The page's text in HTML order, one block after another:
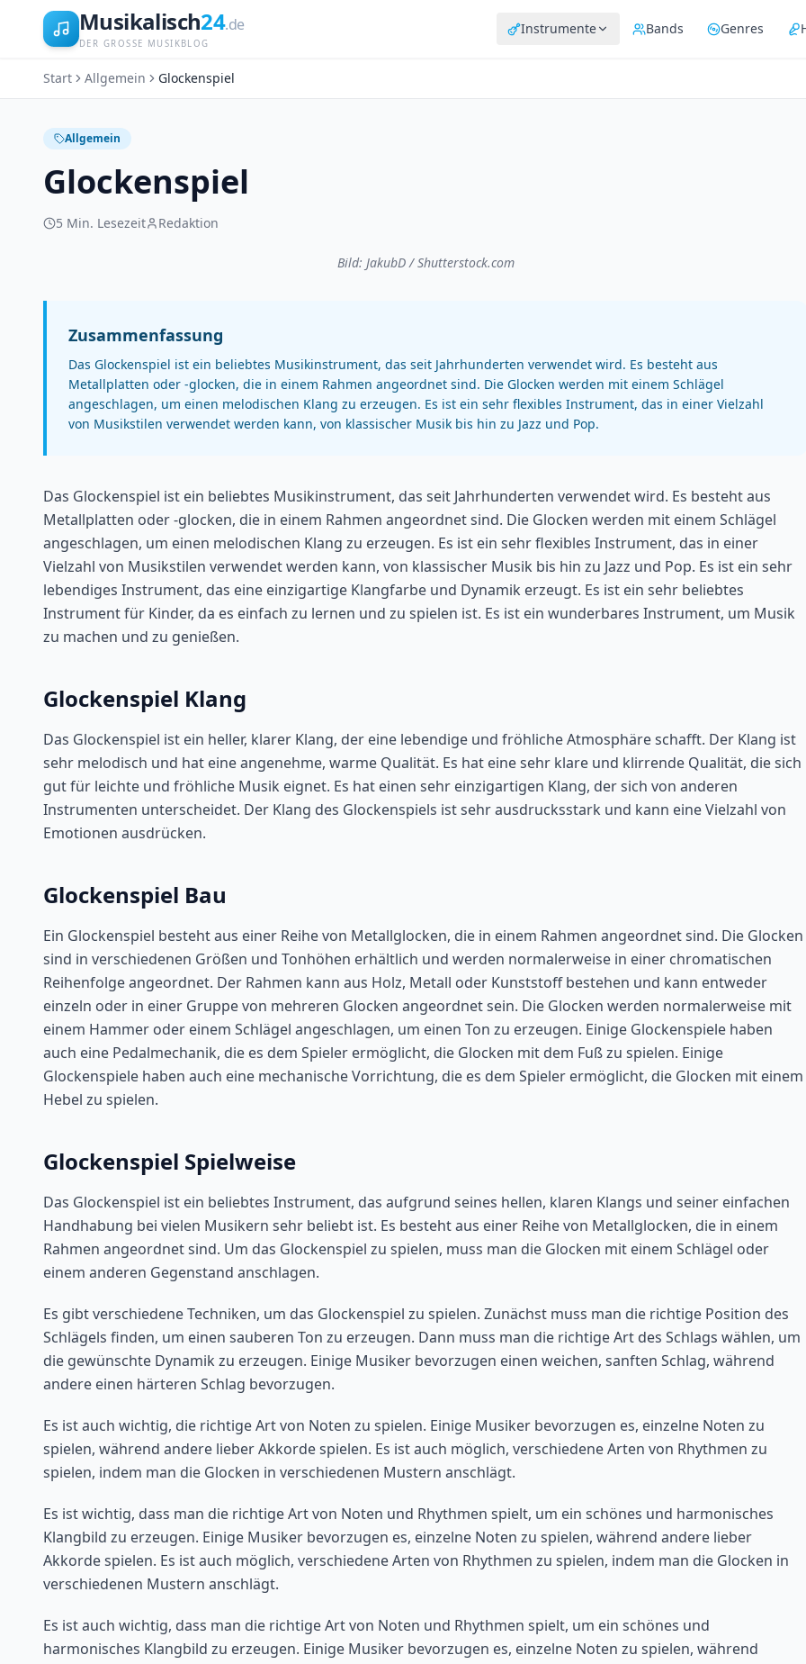
Musikalisch24.de
DER GROSSE MUSIKBLOG
Instrumente Bands Genres
Start Allgemein Glockenspiel
Allgemein
Glockenspiel
5 Min. Lesezeit Redaktion
Bild: JakubD / Shutterstock.com
Zusammenfassung
Das Glockenspiel ist ein beliebtes Musikinstrument, das seit Jahrhunderten verwendet wird. Es besteht aus
Metallplatten oder -glocken, die in einem Rahmen angeordnet sind. Die Glocken werden mit einem Schlägel
angeschlagen, um einen melodischen Klang zu erzeugen. Es ist ein sehr flexibles Instrument, das in einer Vielzahl
von Musikstilen verwendet werden kann, von klassischer Musik bis hin zu Jazz und Pop.
Das Glockenspiel ist ein beliebtes Musikinstrument, das seit Jahrhunderten verwendet wird. Es besteht aus
Metallplatten oder -glocken, die in einem Rahmen angeordnet sind. Die Glocken werden mit einem Schlägel
angeschlagen, um einen melodischen Klang zu erzeugen. Es ist ein sehr flexibles Instrument, das in einer
Vielzahl von Musikstilen verwendet werden kann, von klassischer Musik bis hin zu Jazz und Pop. Es ist ein sehr
lebendiges Instrument, das eine einzigartige Klangfarbe und Dynamik erzeugt. Es ist ein sehr beliebtes
Instrument für Kinder, da es einfach zu lernen und zu spielen ist. Es ist ein wunderbares Instrument, um Musik
zu machen und zu genießen.
Glockenspiel Klang
Das Glockenspiel ist ein heller, klarer Klang, der eine lebendige und fröhliche Atmosphäre schafft. Der Klang ist
sehr melodisch und hat eine angenehme, warme Qualität. Es hat eine sehr klare und klirrende Qualität, die sich
gut für leichte und fröhliche Musik eignet. Es hat einen sehr einzigartigen Klang, der sich von anderen
Instrumenten unterscheidet. Der Klang des Glockenspiels ist sehr ausdrucksstark und kann eine Vielzahl von
Emotionen ausdrücken.
Glockenspiel Bau
Ein Glockenspiel besteht aus einer Reihe von Metallglocken, die in einem Rahmen angeordnet sind. Die Glocken
sind in verschiedenen Größen und Tonhöhen erhältlich und werden normalerweise in einer chromatischen
Reihenfolge angeordnet. Der Rahmen kann aus Holz, Metall oder Kunststoff bestehen und kann entweder
einzeln oder in einer Gruppe von mehreren Glocken angeordnet sein. Die Glocken werden normalerweise mit
einem Hammer oder einem Schlägel angeschlagen, um einen Ton zu erzeugen. Einige Glockenspiele haben
auch eine Pedalmechanik, die es dem Spieler ermöglicht, die Glocken mit dem Fuß zu spielen. Einige
Glockenspiele haben auch eine mechanische Vorrichtung, die es dem Spieler ermöglicht, die Glocken mit einem
Hebel zu spielen.
Glockenspiel Spielweise
Das Glockenspiel ist ein beliebtes Instrument, das aufgrund seines hellen, klaren Klangs und seiner einfachen
Handhabung bei vielen Musikern sehr beliebt ist. Es besteht aus einer Reihe von Metallglocken, die in einem
Rahmen angeordnet sind. Um das Glockenspiel zu spielen, muss man die Glocken mit einem Schlägel oder
einem anderen Gegenstand anschlagen.
Es gibt verschiedene Techniken, um das Glockenspiel zu spielen. Zunächst muss man die richtige Position des
Schlägels finden, um einen sauberen Ton zu erzeugen. Dann muss man die richtige Art des Schlags wählen, um
die gewünschte Dynamik zu erzeugen. Einige Musiker bevorzugen einen weichen, sanften Schlag, während
andere einen härteren Schlag bevorzugen.
Es ist auch wichtig, die richtige Art von Noten zu spielen. Einige Musiker bevorzugen es, einzelne Noten zu
spielen, während andere lieber Akkorde spielen. Es ist auch möglich, verschiedene Arten von Rhythmen zu
spielen, indem man die Glocken in verschiedenen Mustern anschlägt.
Es ist wichtig, dass man die richtige Art von Noten und Rhythmen spielt, um ein schönes und harmonisches
Klangbild zu erzeugen. Einige Musiker bevorzugen es, einzelne Noten zu spielen, während andere lieber
Akkorde spielen. Es ist auch möglich, verschiedene Arten von Rhythmen zu spielen, indem man die Glocken in
verschiedenen Mustern anschlägt.
Es ist auch wichtig, dass man die richtige Art von Noten und Rhythmen spielt, um ein schönes und
harmonisches Klangbild zu erzeugen. Einige Musiker bevorzugen es, einzelne Noten zu spielen, während